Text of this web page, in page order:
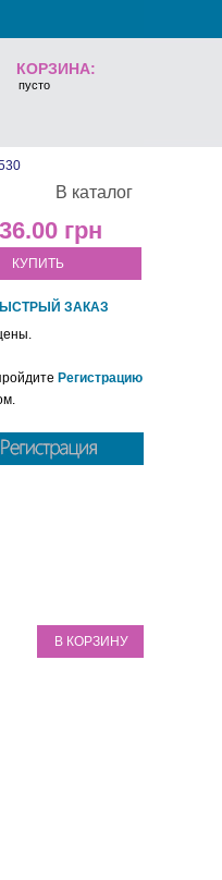
КОРЗИНА:
пусто
В каталог
КУПИТЬ
ЗАКАЗ
Регистрацию
В КОРЗИНУ